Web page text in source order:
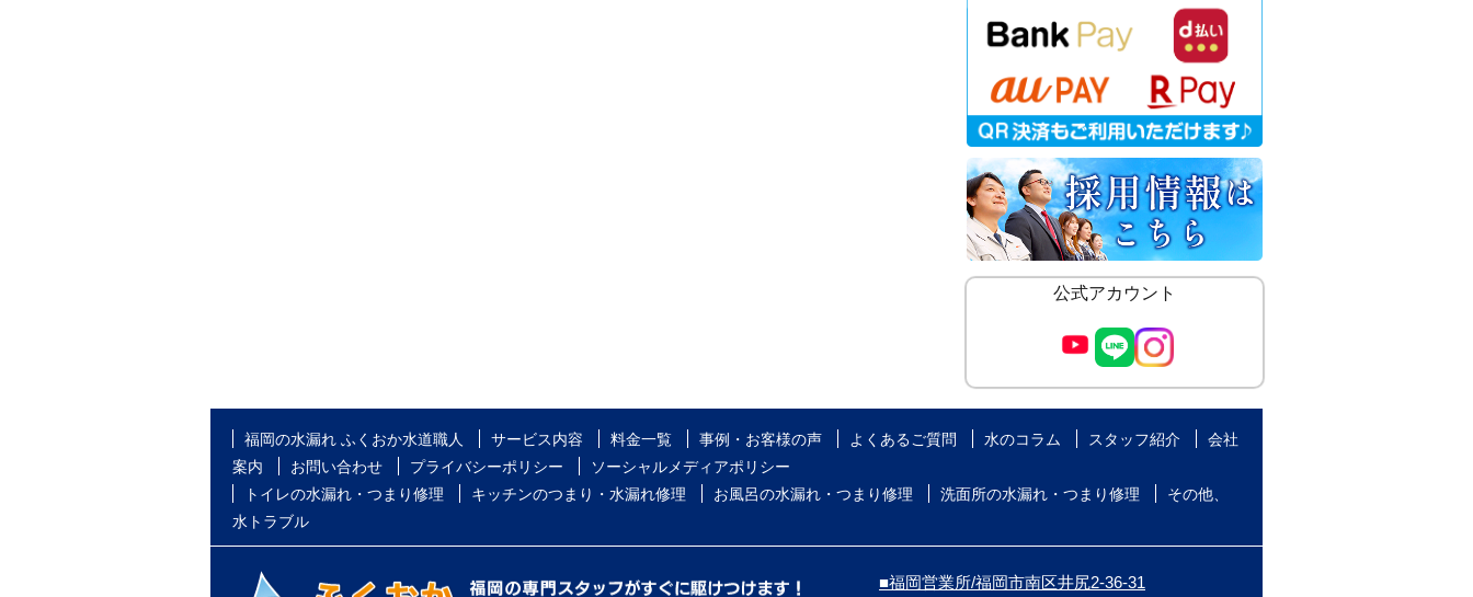
公式アカウント
福岡の水漏れ ふくおか水道職人 サービス内容 料金一覧 事例・お客様の声 よくあるご質問 水のコラム スタッフ紹介
会社
案内
お問い合わせ プライバシーポリシー
ソーシャルメディアポリシー
トイレの水漏れ・つまり修理
キッチンのつまり・水漏れ修理 お風呂の水漏れ・つまり修理 洗面所の水漏れ・つまり修理
その他、
水トラブル
■福岡営業所/福岡市南区井尻2-36-31